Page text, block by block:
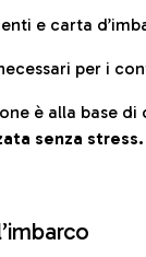
e carta
per i
è alla base di
senza stress.